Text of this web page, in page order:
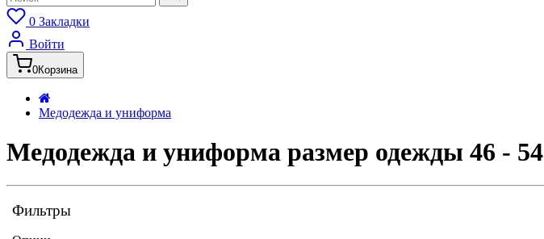
0 Закладки
Войти
0Корзина
Медодежда и униформа
Медодежда и униформа размер одежды 46 - 54
Фильтры